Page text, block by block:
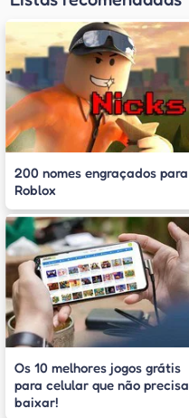
200 nomes engraçados para
Roblox
Os 10 melhores jogos grátis
para celular que não precisa
baixar!